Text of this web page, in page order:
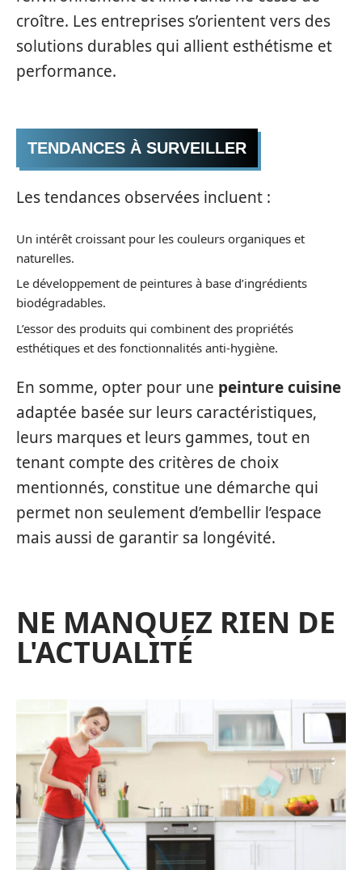
croître. Les entreprises s’orientent vers des
solutions durables qui allient esthétisme et
performance.
TENDANCES À SURVEILLER
Les tendances observées incluent :
Un intérêt croissant pour les couleurs organiques et
naturelles.
Le développement de peintures à base d’ingrédients
biodégradables.
L’essor des produits qui combinent des propriétés
esthétiques et des fonctionnalités anti-hygiène.
En somme, opter pour une peinture cuisine
adaptée basée sur leurs caractéristiques,
leurs marques et leurs gammes, tout en
tenant compte des critères de choix
mentionnés, constitue une démarche qui
permet non seulement d’embellir l’espace
mais aussi de garantir sa longévité.
NE MANQUEZ RIEN DE
L'ACTUALITÉ